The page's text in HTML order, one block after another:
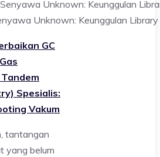
Unknown: Keunggulan Library
GC
Spesialis:
Vakum
tantangan
yang belum